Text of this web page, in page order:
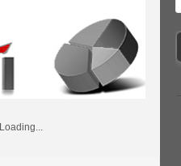
Loading...